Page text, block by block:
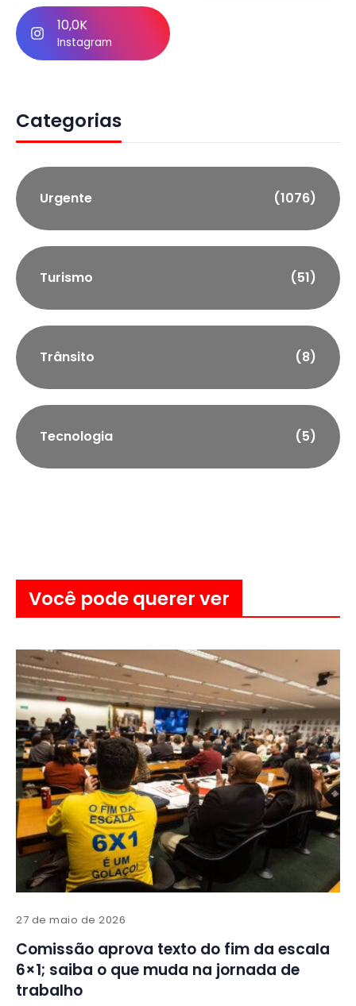
10,0K
Instagram
Categorias
Urgente (1076)
Turismo (51)
Trânsito (8)
Tecnologia (5)
Você pode querer ver
27 de maio de 2026
Comissão aprova texto do fim da escala
6×1; saiba o que muda na jornada de
trabalho